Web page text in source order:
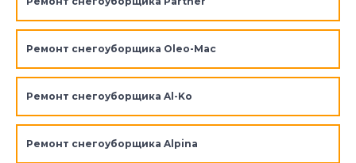
Ремонт снегоуборщика Oleo-Mac
Ремонт снегоуборщика Al-Ko
Ремонт снегоуборщика Alpina